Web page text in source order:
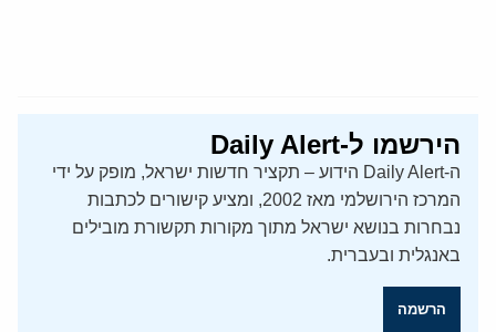
הירשמו ל-Daily Alert
ה-Daily Alert הידוע – תקציר חדשות ישראל, מופק על ידי
המרכז הירושלמי מאז 2002, ומציע קישורים לכתבות
נבחרות בנושא ישראל מתוך מקורות תקשורת מובילים
באנגלית ובעברית.
הרשמה